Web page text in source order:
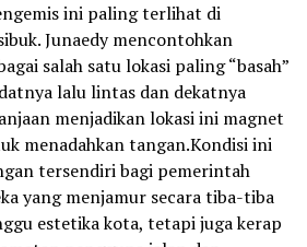
ini paling terlihat di
Junaedy mencontohkan
salah satu lokasi paling “basah”
lalu lintas dan dekatnya
menjadikan lokasi ini magnet
menadahkan tangan.Kondisi ini
tersendiri bagi pemerintah
yang menjamur secara tiba-tiba
estetika kota, tetapi juga kerap